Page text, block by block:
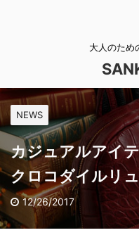
大人のため
NEWS
カジュアルアイ
クロコダイルリ
12/26/2017